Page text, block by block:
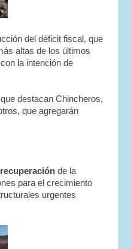
del déficit fiscal, que
altas de los últimos
la intención de
destacan Chincheros,
que agregarán
de la
para el crecimiento
urgentes